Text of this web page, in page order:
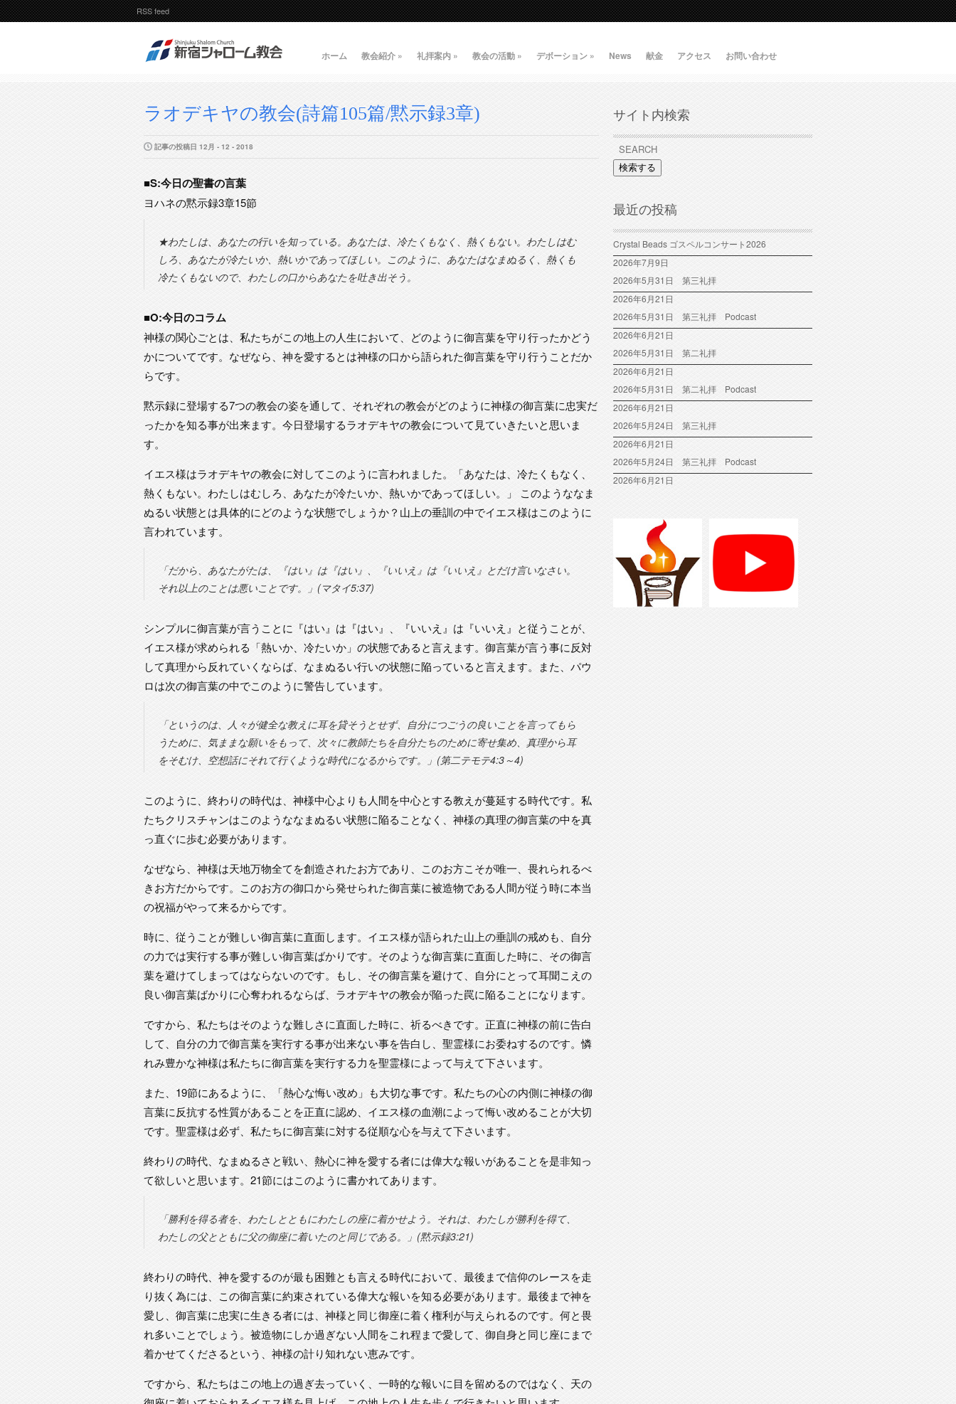
RSS feed
ホーム 教会紹介 » 礼拝案内 » 教会の活動 » デボーション » News 献金 アクセス お問い合わせ
ラオデキヤの教会(詩篇105篇/黙示録3章)
記事の投稿日 12月 - 12 - 2018
■S:今日の聖書の言葉
ヨハネの黙示録3章15節
★わたしは、あなたの行いを知っている。あなたは、冷たくもなく、熱くもない。わたしはむ
しろ、あなたが冷たいか、熱いかであってほしい。このように、あなたはなまぬるく、熱くも
冷たくもないので、わたしの口からあなたを吐き出そう。
■O:今日のコラム
神様の関心ごとは、私たちがこの地上の人生において、どのように御言葉を守り行ったかどう
かについてです。なぜなら、神を愛するとは神様の口から語られた御言葉を守り行うことだか
らです。
黙示録に登場する7つの教会の姿を通して、それぞれの教会がどのように神様の御言葉に忠実だ
ったかを知る事が出来ます。今日登場するラオデキヤの教会について見ていきたいと思いま
す。
イエス様はラオデキヤの教会に対してこのように言われました。「あなたは、冷たくもなく、
熱くもない。わたしはむしろ、あなたが冷たいか、熱いかであってほしい。」 このようななま
ぬるい状態とは具体的にどのような状態でしょうか？山上の垂訓の中でイエス様はこのように
言われています。
「だから、あなたがたは、『はい』は『はい』、『いいえ』は『いいえ』とだけ言いなさい。
それ以上のことは悪いことです。」(マタイ5:37)
シンプルに御言葉が言うことに『はい』は『はい』、『いいえ』は『いいえ』と従うことが、
イエス様が求められる「熱いか、冷たいか」の状態であると言えます。御言葉が言う事に反対
して真理から反れていくならば、なまぬるい行いの状態に陥っていると言えます。また、パウ
ロは次の御言葉の中でこのように警告しています。
「というのは、人々が健全な教えに耳を貸そうとせず、自分につごうの良いことを言ってもら
うために、気ままな願いをもって、次々に教師たちを自分たちのために寄せ集め、真理から耳
をそむけ、空想話にそれて行くような時代になるからです。」(第二テモテ4:3～4)
このように、終わりの時代は、神様中心よりも人間を中心とする教えが蔓延する時代です。私
たちクリスチャンはこのようななまぬるい状態に陥ることなく、神様の真理の御言葉の中を真
っ直ぐに歩む必要があります。
なぜなら、神様は天地万物全てを創造されたお方であり、このお方こそが唯一、畏れられるべ
きお方だからです。このお方の御口から発せられた御言葉に被造物である人間が従う時に本当
の祝福がやって来るからです。
時に、従うことが難しい御言葉に直面します。イエス様が語られた山上の垂訓の戒めも、自分
の力では実行する事が難しい御言葉ばかりです。そのような御言葉に直面した時に、その御言
葉を避けてしまってはならないのです。もし、その御言葉を避けて、自分にとって耳聞こえの
良い御言葉ばかりに心奪われるならば、ラオデキヤの教会が陥った罠に陥ることになります。
ですから、私たちはそのような難しさに直面した時に、祈るべきです。正直に神様の前に告白
して、自分の力で御言葉を実行する事が出来ない事を告白し、聖霊様にお委ねするのです。憐
れみ豊かな神様は私たちに御言葉を実行する力を聖霊様によって与えて下さいます。
また、19節にあるように、「熱心な悔い改め」も大切な事です。私たちの心の内側に神様の御
言葉に反抗する性質があることを正直に認め、イエス様の血潮によって悔い改めることが大切
です。聖霊様は必ず、私たちに御言葉に対する従順な心を与えて下さいます。
終わりの時代、なまぬるさと戦い、熱心に神を愛する者には偉大な報いがあることを是非知っ
て欲しいと思います。21節にはこのように書かれてあります。
「勝利を得る者を、わたしとともにわたしの座に着かせよう。それは、わたしが勝利を得て、
わたしの父とともに父の御座に着いたのと同じである。」(黙示録3:21)
終わりの時代、神を愛するのが最も困難とも言える時代において、最後まで信仰のレースを走
り抜く為には、この御言葉に約束されている偉大な報いを知る必要があります。最後まで神を
愛し、御言葉に忠実に生きる者には、神様と同じ御座に着く権利が与えられるのです。何と畏
れ多いことでしょう。被造物にしか過ぎない人間をこれ程まで愛して、御自身と同じ座にまで
着かせてくださるという、神様の計り知れない恵みです。
ですから、私たちはこの地上の過ぎ去っていく、一時的な報いに目を留めるのではなく、天の
サイト内検索
検索する
最近の投稿
Crystal Beads ゴスペルコンサート2026
2026年7月9日
2026年5月31日 第三礼拝
2026年6月21日
2026年5月31日 第三礼拝 Podcast
2026年6月21日
2026年5月31日 第二礼拝
2026年6月21日
2026年5月31日 第二礼拝 Podcast
2026年6月21日
2026年5月24日 第三礼拝
2026年6月21日
2026年5月24日 第三礼拝 Podcast
2026年6月21日